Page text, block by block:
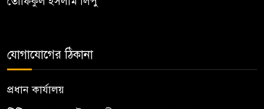
যোগাযোগের ঠিকানা
প্রধান কার্যালয়